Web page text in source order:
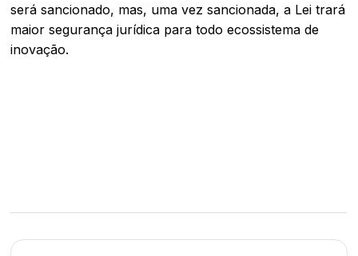
será sancionado, mas, uma vez sancionada, a Lei trará
maior segurança jurídica para todo ecossistema de
inovação.